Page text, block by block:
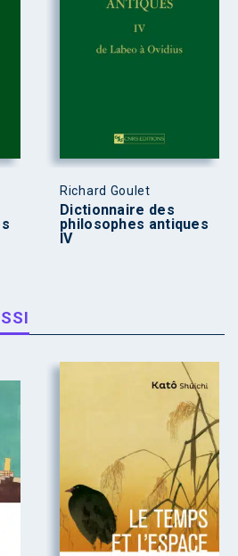
Richard Goulet
Dictionnaire des
philosophes antiques
IV